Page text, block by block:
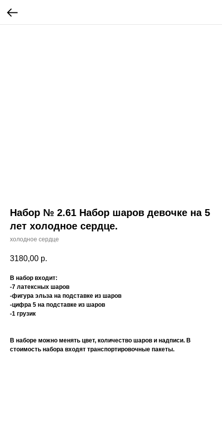
Набор № 2.61 Набор шаров девочке на 5
лет холодное сердце.
холодное сердце
3180,00 р.
В набор входит:
-7 латексных шаров
-фигура эльза на подставке из шаров
-цифра 5 на подставке из шаров
-1 грузик
В наборе можно менять цвет, количество шаров и надписи. В
стоимость набора входят транспортировочные пакеты.